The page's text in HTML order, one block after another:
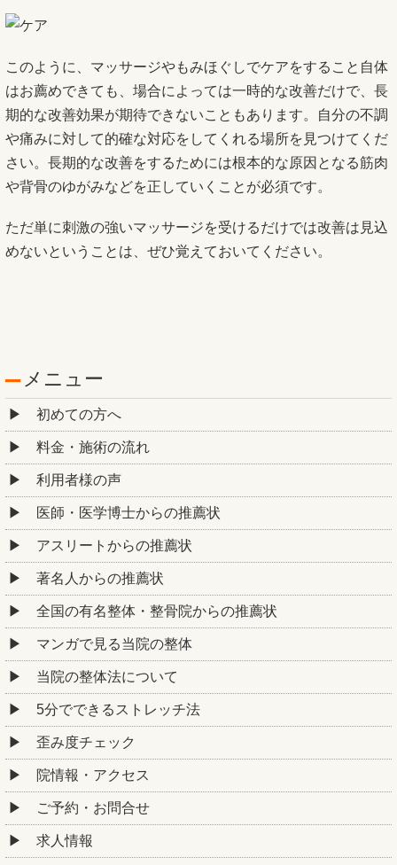
このように、マッサージやもみほぐしでケアをすること自体
はお薦めできても、場合によっては一時的な改善だけで、長
期的な改善効果が期待できないこともあります。自分の不調
や痛みに対して的確な対応をしてくれる場所を見つけてくだ
さい。長期的な改善をするためには根本的な原因となる筋肉
や背骨のゆがみなどを正していくことが必須です。
ただ単に刺激の強いマッサージを受けるだけでは改善は見込
めないということは、ぜひ覚えておいてください。
メニュー
初めての方へ
料金・施術の流れ
利用者様の声
医師・医学博士からの推薦状
アスリートからの推薦状
著名人からの推薦状
全国の有名整体・整骨院からの推薦状
マンガで見る当院の整体
当院の整体法について
5分でできるストレッチ法
歪み度チェック
院情報・アクセス
ご予約・お問合せ
求人情報